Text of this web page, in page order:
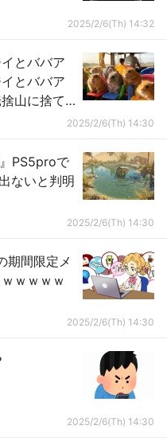
2025/2/6(Th) 14:32
とババア
とババア
山に捨て
。
2025/2/6(Th) 14:30
PS5proで
ないと判明
2025/2/6(Th) 14:30
期間限定メ
ｗｗｗｗ
2025/2/6(Th) 14:30
2025/2/6(Th) 14:30